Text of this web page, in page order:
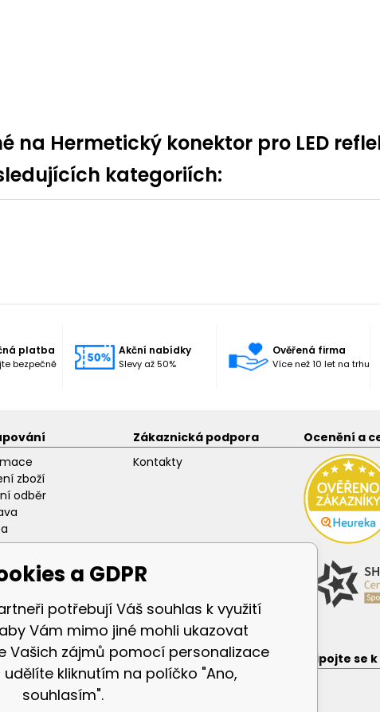
na Hermetický konektor pro LED
kategoriích:
platba
bezpečně
Akční nabídky
Slevy až 50%
Ověřená firma
Více než 10 let na trhu
zboží
odběr
Zákaznická podpora
Kontakty
Ocenění a
Zákaznická sekce
Přihlášení
Připojte se
a GDPR
potřebují Váš souhlas k využití
Vám mimo jiné mohli ukazovat
Vašich zájmů pomocí personalizace
udělíte kliknutím na políčko "Ano,
souhlasím".